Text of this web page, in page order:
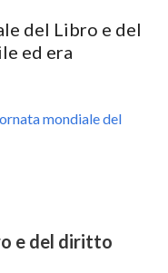
del Libro e del
ed era
mondiale del
e del diritto